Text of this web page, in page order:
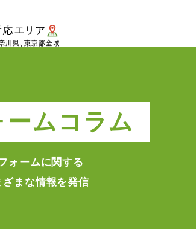
ームコラム
ォームに関する
ざまな情報を発信